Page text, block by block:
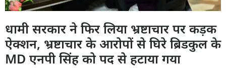
धामी सरकार ने फिर लिया भ्रष्टाचार पर कड़क
ऐक्शन, भ्रष्टाचार के आरोपों से घिरे ब्रिडकुल के
MD एनपी सिंह को पद से हटाया गया